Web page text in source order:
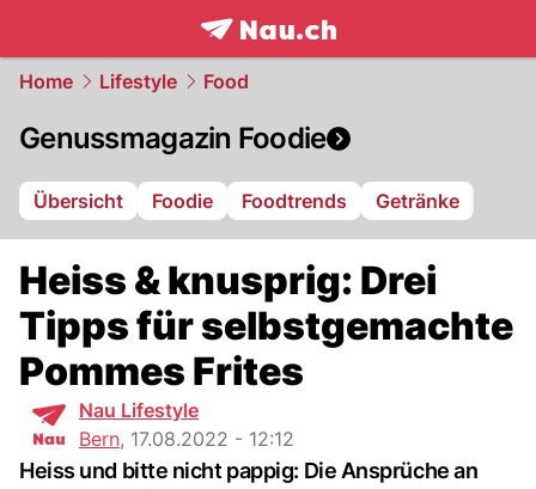
frontpage.NAU.ch
Home Lifestyle Food
Genussmagazin Foodie
Übersicht Foodie Foodtrends Getränke
Heiss & knusprig: Drei
Tipps für selbstgemachte
Pommes Frites
Nau Lifestyle
Bern, 17.08.2022 - 12:12
Heiss und bitte nicht pappig: Die Ansprüche an